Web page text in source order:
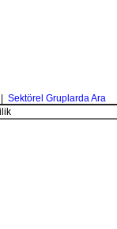
Sektörel Gruplarda Ara